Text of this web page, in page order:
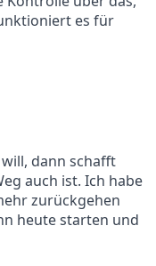
es für
dann schafft
auch ist. Ich habe
zurückgehen
heute starten und